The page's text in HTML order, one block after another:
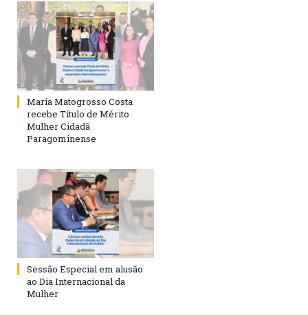
Maria Matogrosso Costa
recebe Título de Mérito
Mulher Cidadã
Paragominense
Sessão Especial em alusão
ao Dia Internacional da
Mulher